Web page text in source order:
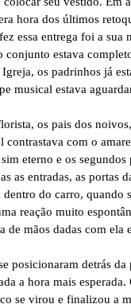
hora dos últimos
essa entrega foi a
estava
os padrinhos já
musical estava
os pais dos
com o
eterno e os
as entradas, as portas
do carro, quando
reação muito
mãos dadas com ela
posicionaram detrás
a hora mais
se virou e finalizou a